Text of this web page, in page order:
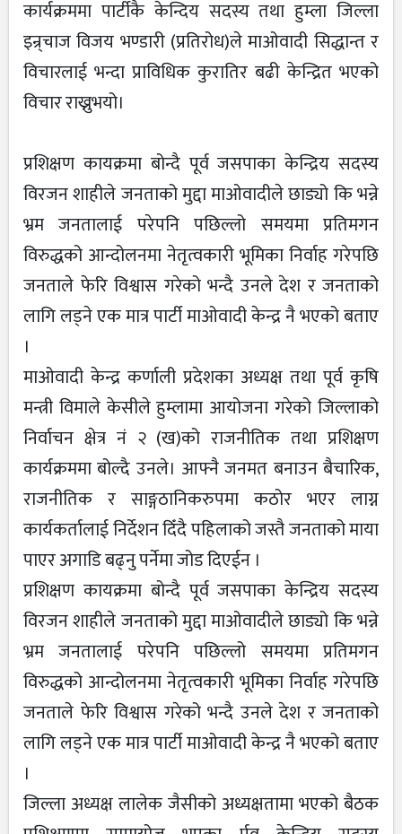
कार्यक्रममा पार्टीकै केन्दिय सदस्य तथा हुम्ला जिल्ला
इन्र्चाज विजय भण्डारी (प्रतिरोध)ले माओवादी सिद्धान्त र
विचारलाई भन्दा प्राविधिक कुरातिर बढी केन्द्रित भएको
विचार राख्नुभयो।
प्रशिक्षण कायक्रमा बोन्दै पूर्व जसपाका केन्द्रिय सदस्य
विरजन शाहीले जनताको मुद्दा माओवादीले छाड्यो कि भन्ने
भ्रम जनतालाई परेपनि पछिल्लो समयमा प्रतिमगन
विरुद्धको आन्दोलनमा नेतृत्वकारी भूमिका निर्वाह गरेपछि
जनताले फेरि विश्वास गरेको भन्दै उनले देश र जनताको
लागि लड्ने एक मात्र पार्टी माओवादी केन्द्र नै भएको बताए
।
माओवादी केन्द्र कर्णाली प्रदेशका अध्यक्ष तथा पूर्व कृषि
मन्त्री विमाले केसीले हुम्लामा आयोजना गरेको जिल्लाको
निर्वाचन क्षेत्र नं २ (ख)को राजनीतिक तथा प्रशिक्षण
कार्यक्रममा बोल्दै उनले। आफ्नै जनमत बनाउन बैचारिक,
राजनीतिक र साङ्गठानिकरुपमा कठोर भएर लाग्न
कार्यकर्तालाई निर्देशन दिँदै पहिलाको जस्तै जनताको माया
पाएर अगाडि बढ्नु पर्नेमा जोड दिएईन ।
प्रशिक्षण कायक्रमा बोन्दै पूर्व जसपाका केन्द्रिय सदस्य
विरजन शाहीले जनताको मुद्दा माओवादीले छाड्यो कि भन्ने
भ्रम जनतालाई परेपनि पछिल्लो समयमा प्रतिमगन
विरुद्धको आन्दोलनमा नेतृत्वकारी भूमिका निर्वाह गरेपछि
जनताले फेरि विश्वास गरेको भन्दै उनले देश र जनताको
लागि लड्ने एक मात्र पार्टी माओवादी केन्द्र नै भएको बताए
।
जिल्ला अध्यक्ष लालेक जैसीको अध्यक्षतामा भएको बैठक